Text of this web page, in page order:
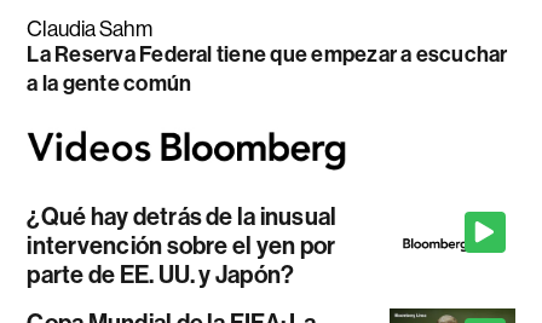
Claudia Sahm
La Reserva Federal tiene que empezar a escuchar
a la gente común
¿Qué hay detrás de la inusual
intervención sobre el yen por
parte de EE. UU. y Japón?